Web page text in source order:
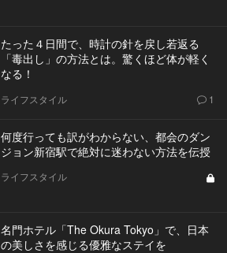
たった４日間で、時計の針を戻し若返る
「毒出し」の方法とは。驚くほど体が軽く
なる！
ライフスタイル 1
何度行っても訳がわからない、都会のダン
ジョン新宿駅で絶対に迷わない方法を伝授
ライフスタイル
名門ホテル「The Okura Tokyo」で、日本
の美しさを感じる優雅なステイを